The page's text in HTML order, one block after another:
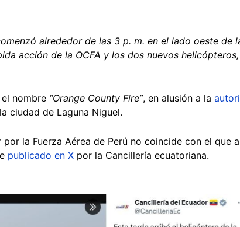
alrededor de las 3 p. m. en el lado oeste de
acción de la OCFA y los dos nuevos
nombre “Orange County Fire”, en alusión a la
ciudad de Laguna Niguel.
la Fuerza Aérea de Perú no coincide con el que
publicado en X por la Cancillería ecuatoriana.